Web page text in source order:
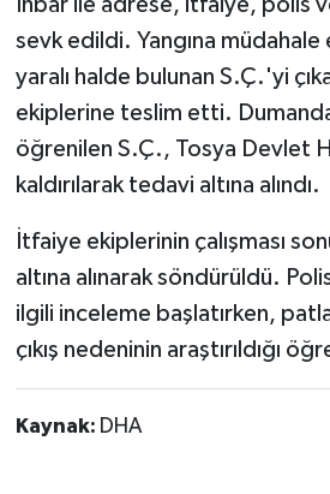
sevk edildi. Yangına
yaralı halde bulunan S.Ç.'yi
ekiplerine teslim etti.
öğrenilen S.Ç., Tosya Devlet
kaldırılarak tedavi altına alındı.
İtfaiye ekiplerinin çalışması
altına alınarak söndürüldü.
ilgili inceleme başlatırken,
çıkış nedeninin araştırıldığı
Kaynak: DHA